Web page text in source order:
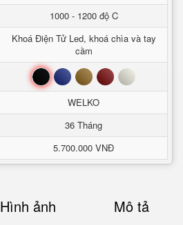
1000 - 1200 độ C
Khoá Điện Tử Led, khoá chìa và tay
cầm
Đen Xanh Nâu Đỏ Trắng
WELKO
36 Tháng
5.700.000 VNĐ
Hình ảnh Mô tả